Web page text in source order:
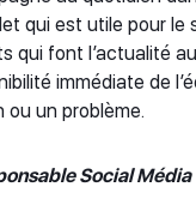
qui est utile pour le
qui font l’actualité
immédiate de
ou un problème.
Social Média